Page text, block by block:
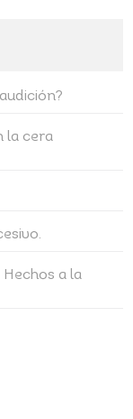
la cera
a la